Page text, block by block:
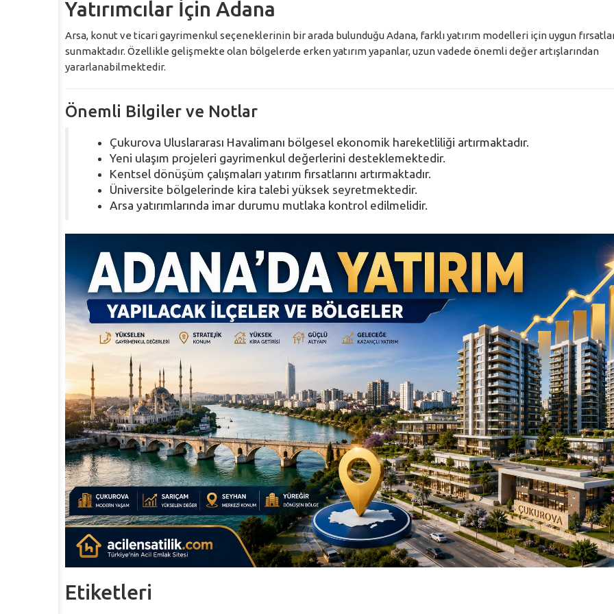
Yatırımcılar İçin Adana
Arsa, konut ve ticari gayrimenkul seçeneklerinin bir arada bulunduğu Adana, farklı yatırım modelleri için uygun
sunmaktadır. Özellikle gelişmekte olan bölgelerde erken yatırım yapanlar, uzun vadede önemli değer artışlarından
yararlanabilmektedir.
Önemli Bilgiler ve Notlar
Çukurova Uluslararası Havalimanı bölgesel ekonomik hareketliliği artırmaktadır.
Yeni ulaşım projeleri gayrimenkul değerlerini desteklemektedir.
Kentsel dönüşüm çalışmaları yatırım fırsatlarını artırmaktadır.
Üniversite bölgelerinde kira talebi yüksek seyretmektedir.
Arsa yatırımlarında imar durumu mutlaka kontrol edilmelidir.
Etiketleri